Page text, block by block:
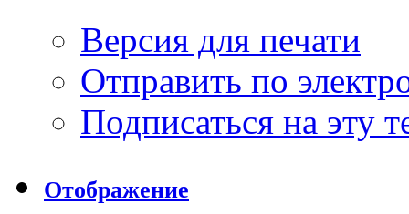
Версия для печати
Отправить по
Подписаться на эту
Отображение